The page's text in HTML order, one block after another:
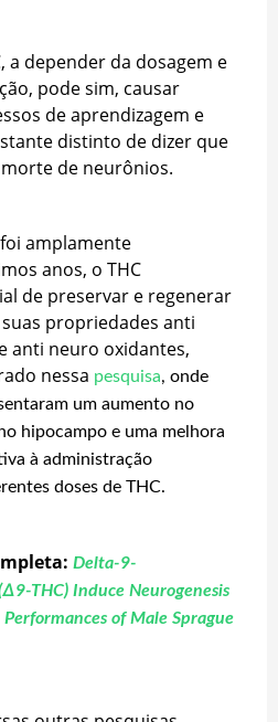
a depender da dosagem e
pode sim, causar
de aprendizagem e
distinto de dizer que
de neurônios.
amplamente
anos, o THC
de preservar e regenerar
propriedades anti
anti neuro oxidantes,
nessa pesquisa, onde
um aumento no
hipocampo e uma melhora
à administração
doses de THC.
Delta-9-
THC) Induce Neurogenesis
of Male Sprague